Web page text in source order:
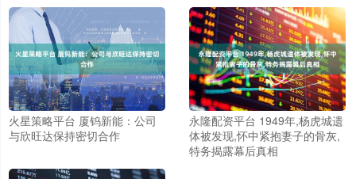
火星策略平台 厦钨新能：公司
与欣旺达保持密切合作
永隆配资平台 1949年,杨虎城遗
体被发现,怀中紧抱妻子的骨灰,
特务揭露幕后真相